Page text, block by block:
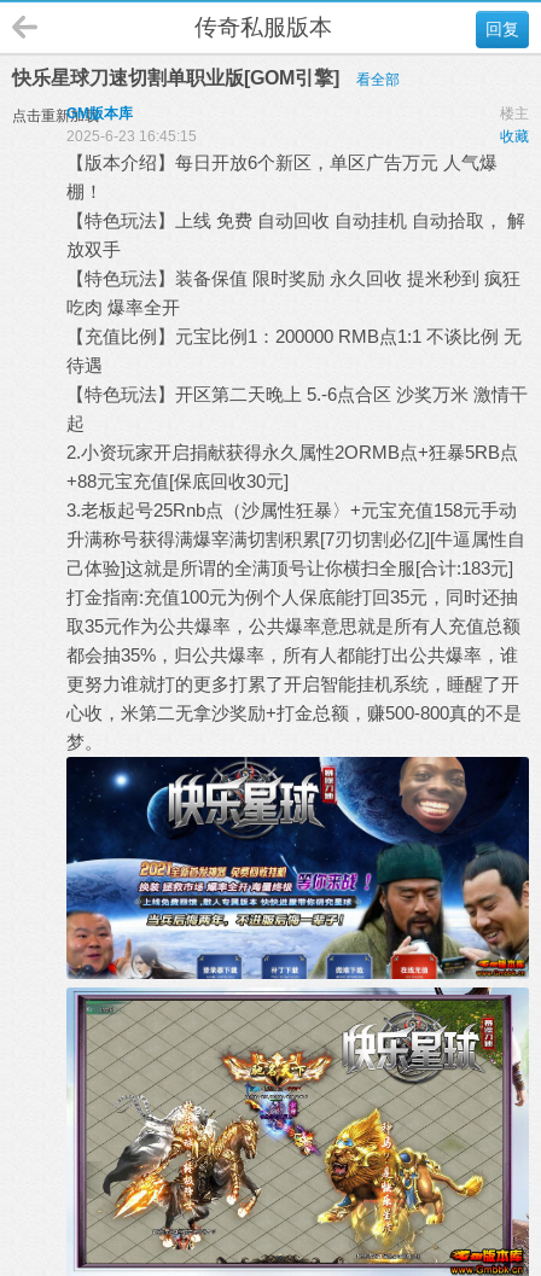
回复
传奇私服版本
快乐星球刀速切割单职业版[GOM引擎] 看全部
点击重新加载 楼主
GM版本库
收藏
2025-6-23 16:45:15
【版本介绍】每日开放6个新区，单区广告万元 人气爆
棚！
【特色玩法】上线 免费 自动回收 自动挂机 自动拾取， 解
放双手
【特色玩法】装备保值 限时奖励 永久回收 提米秒到 疯狂
吃肉 爆率全开
【充值比例】元宝比例1：200000 RMB点1:1 不谈比例 无
待遇
【特色玩法】开区第二天晚上 5.-6点合区 沙奖万米 激情干
起
2.小资玩家开启捐献获得永久属性2ORMB点+狂暴5RB点
+88元宝充值[保底回收30元]
3.老板起号25Rnb点（沙属性狂暴〉+元宝充值158元手动
升满称号获得满爆宰满切割积累[7刃切割必亿][牛逼属性自
己体验]这就是所谓的全满顶号让你横扫全服[合计:183元]
打金指南:充值100元为例个人保底能打回35元，同时还抽
取35元作为公共爆率，公共爆率意思就是所有人充值总额
都会抽35%，归公共爆率，所有人都能打出公共爆率，谁
更努力谁就打的更多打累了开启智能挂机系统，睡醒了开
心收，米第二无拿沙奖励+打金总额，赚500-800真的不是
梦。